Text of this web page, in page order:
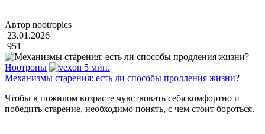
Автор nootropics
23.01.2026
951
Ноотропы
5 мин.
Механизмы старения: есть ли способы продления жизни?
Чтобы в пожилом возрасте чувствовать себя комфортно и
победить старение, необходимо понять, с чем стоит бороться.